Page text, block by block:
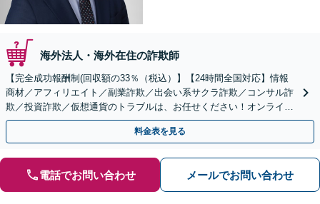
海外法人・海外在住の詐欺師
【完全成功報酬制(回収額の33％（税込）】【24時間全国対応】情報
商材／アフィリエイト／副業詐欺／出会い系サクラ詐欺／コンサル詐
欺／投資詐欺／仮想通貨のトラブルは、お任せください！オンライン
のみで解決も可能！
料金表を見る
電話でお問い合わせ メールでお問い合わせ